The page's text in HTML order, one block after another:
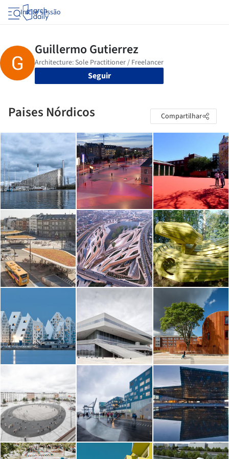
Iniciar sessão
Seguir
Paises Nórdicos Compartilhar